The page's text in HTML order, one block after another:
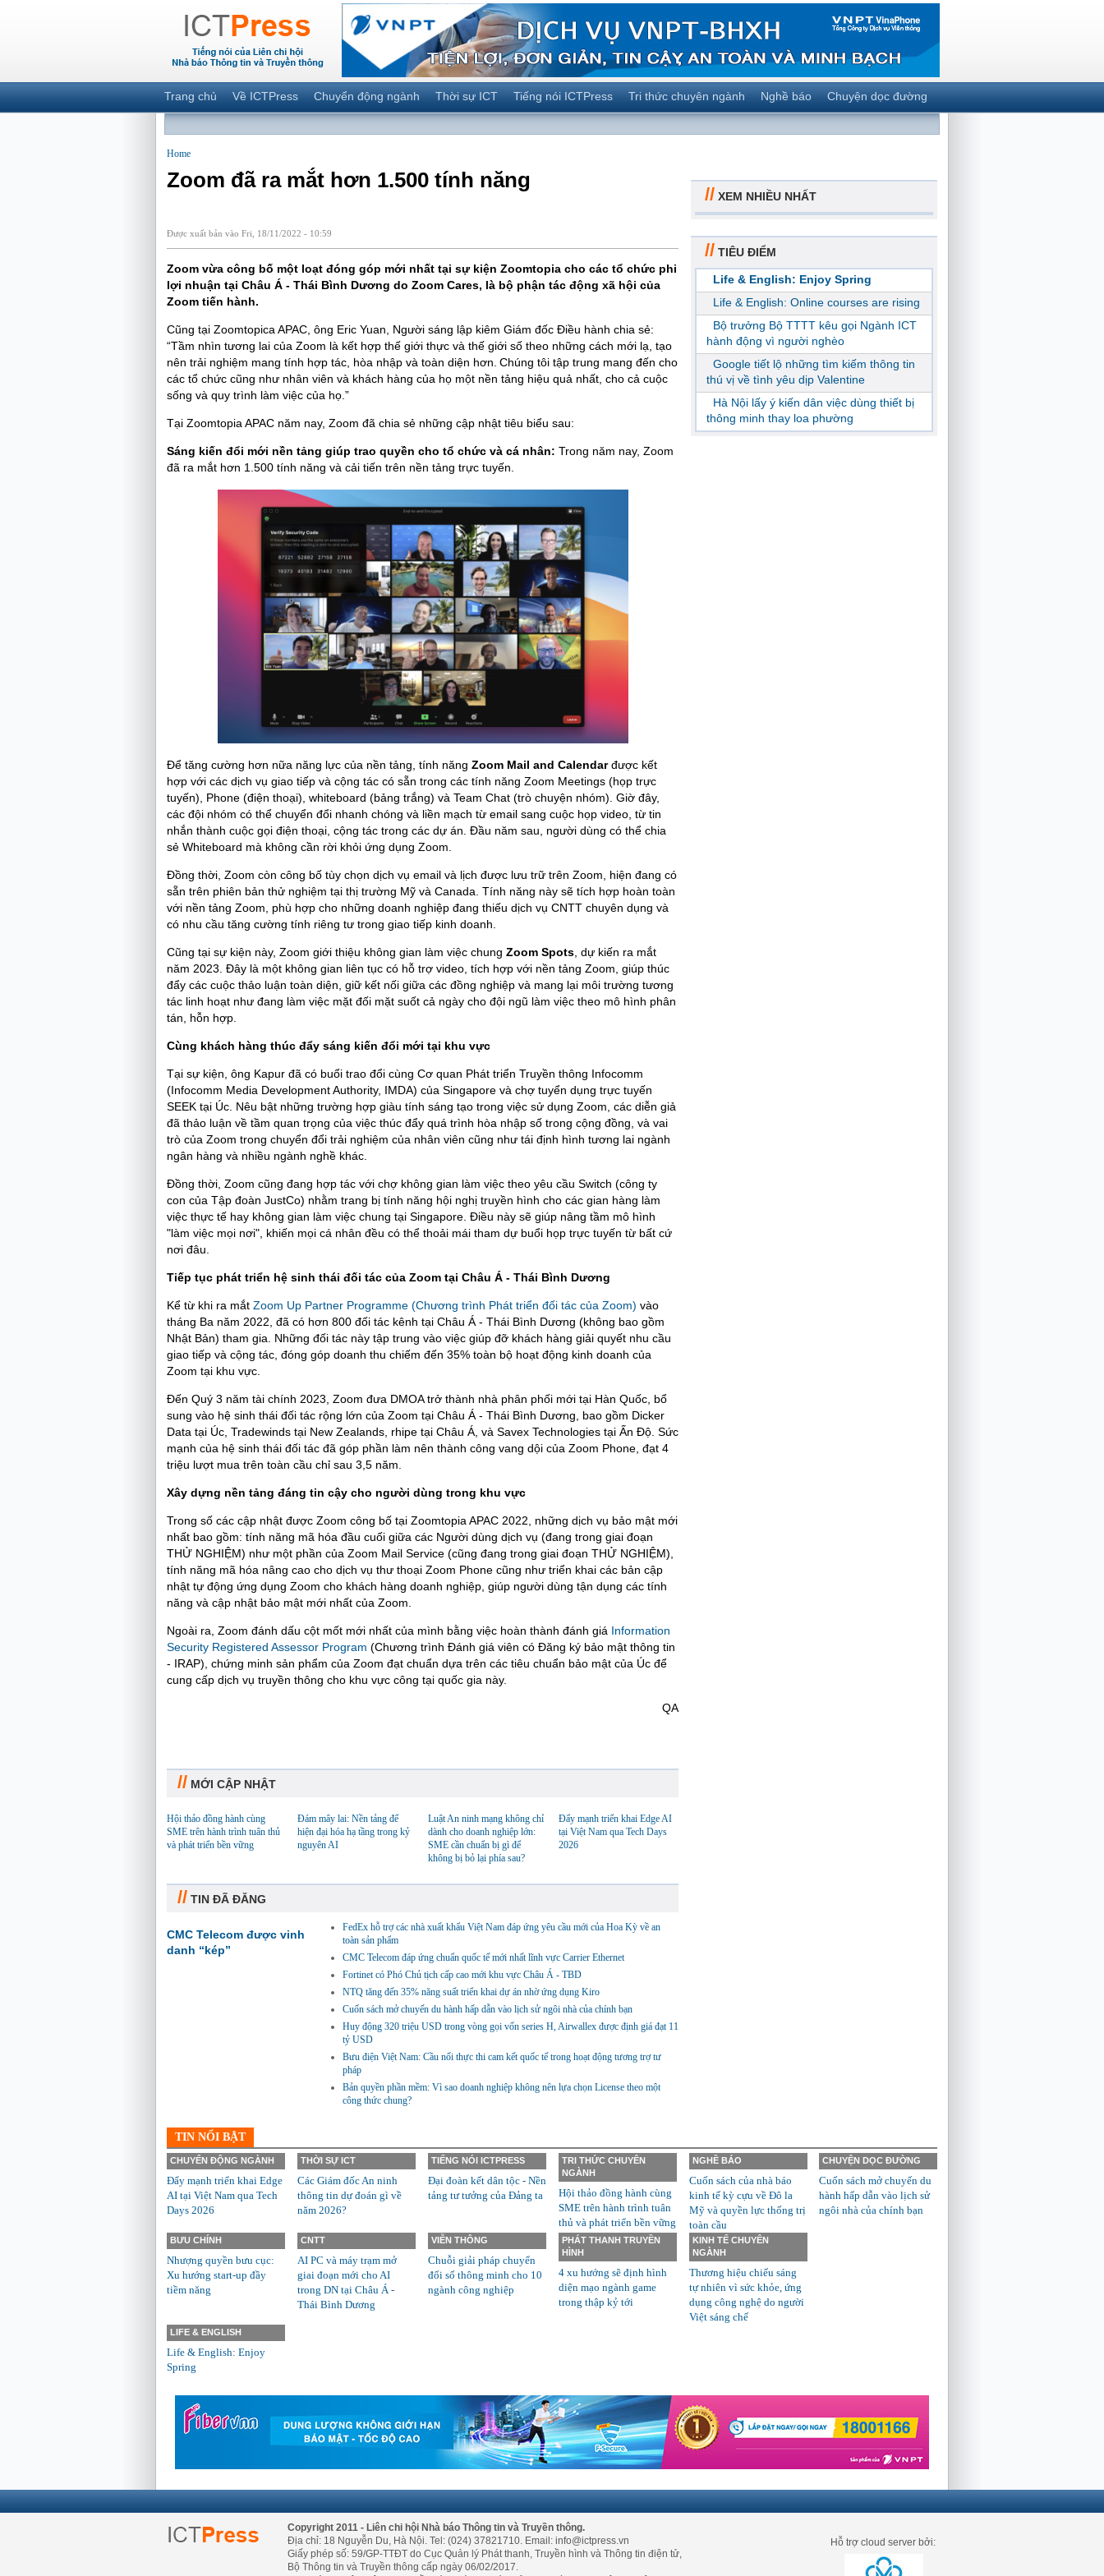
Trang chủ Về ICTPress Chuyển động ngành Thời sự ICT Tiếng nói ICTPress Tri thức chuyên ngành Nghề báo Chuyện dọc đường
Home
Zoom đã ra mắt hơn 1.500 tính năng
Được xuất bản vào Fri, 18/11/2022 - 10:59
Zoom vừa công bố một loạt đóng góp mới nhất tại sự kiện Zoomtopia cho các tổ chức phi
lợi nhuận tại Châu Á - Thái Bình Dương do Zoom Cares, là bộ phận tác động xã hội của
Zoom tiến hành.
Cũng tại Zoomtopica APAC, ông Eric Yuan, Người sáng lập kiêm Giám đốc Điều hành chia sẻ:
“Tầm nhìn tương lai của Zoom là kết hợp thế giới thực và thế giới số theo những cách mới lạ, tạo
nên trải nghiệm mang tính hợp tác, hòa nhập và toàn diện hơn. Chúng tôi tập trung mang đến cho
các tổ chức cũng như nhân viên và khách hàng của họ một nền tảng hiệu quả nhất, cho cả cuộc
sống và quy trình làm việc của họ.”
Tại Zoomtopia APAC năm nay, Zoom đã chia sẻ những cập nhật tiêu biểu sau:
Sáng kiến đổi mới nền tảng giúp trao quyền cho tổ chức và cá nhân: Trong năm nay, Zoom
đã ra mắt hơn 1.500 tính năng và cải tiến trên nền tảng trực tuyến.
Để tăng cường hơn nữa năng lực của nền tảng, tính năng Zoom Mail and Calendarđược kết
hợp với các dịch vụ giao tiếp và cộng tác có sẵn trong các tính năng Zoom Meetings (họp trực
tuyến), Phone (điện thoại), whiteboard (bảng trắng) và Team Chat (trò chuyện nhóm). Giờ đây,
các đội nhóm có thể chuyển đổi nhanh chóng và liền mạch từ email sang cuộc họp video, từ tin
nhắn thành cuộc gọi điện thoại, cộng tác trong các dự án. Đầu năm sau, người dùng có thể chia
sẻ Whiteboard mà không cần rời khỏi ứng dụng Zoom.
Đồng thời, Zoom còn công bố tùy chọn dịch vụ email và lịch được lưu trữ trên Zoom, hiện đang có
sẵn trên phiên bản thử nghiệm tại thị trường Mỹ và Canada. Tính năng này sẽ tích hợp hoàn toàn
với nền tảng Zoom, phù hợp cho những doanh nghiệp đang thiếu dịch vụ CNTT chuyên dụng và
có nhu cầu tăng cường tính riêng tư trong giao tiếp kinh doanh.
Cũng tại sự kiện này, Zoom giới thiệu không gian làm việc chung Zoom Spots , dự kiến ra mắt
năm 2023. Đây là một không gian liên tục có hỗ trợ video, tích hợp với nền tảng Zoom, giúp thúc
đẩy các cuộc thảo luận toàn diện, giữ kết nối giữa các đồng nghiệp và mang lại môi trường tương
tác linh hoạt như đang làm việc mặt đối mặt suốt cả ngày cho đội ngũ làm việc theo mô hình phân
tán, hỗn hợp.
Cùng khách hàng thúc đẩy sáng kiến đổi mới tại khu vực
Tại sự kiện, ông Kapur đã có buổi trao đổi cùng Cơ quan Phát triển Truyền thông Infocomm
(Infocomm Media Development Authority, IMDA) của Singapore và chợ tuyển dụng trực tuyến
SEEK tại Úc. Nêu bật những trường hợp giàu tính sáng tạo trong việc sử dụng Zoom, các diễn giả
đã thảo luận về tầm quan trọng của việc thúc đẩy quá trình hòa nhập số trong cộng đồng, và vai
trò của Zoom trong chuyển đổi trải nghiệm của nhân viên cũng như tái định hình tương lai ngành
ngân hàng và nhiều ngành nghề khác.
Đồng thời, Zoom cũng đang hợp tác với chợ không gian làm việc theo yêu cầu Switch (công ty
con của Tập đoàn JustCo) nhằm trang bị tính năng hội nghị truyền hình cho các gian hàng làm
việc thực tế hay không gian làm việc chung tại Singapore. Điều này sẽ giúp nâng tầm mô hình
"làm việc mọi nơi", khiến mọi cá nhân đều có thể thoải mái tham dự buổi họp trực tuyến từ bất cứ
nơi đâu.
Tiếp tục phát triển hệ sinh thái đối tác của Zoom tại Châu Á - Thái Bình Dương
Kể từ khi ra mắt Zoom Up Partner Programme (Chương trình Phát triển đối tác của Zoom) vào
tháng Ba năm 2022, đã có hơn 800 đối tác kênh tại Châu Á - Thái Bình Dương (không bao gồm
Nhật Bản) tham gia. Những đối tác này tập trung vào việc giúp đỡ khách hàng giải quyết nhu cầu
giao tiếp và cộng tác, đóng góp doanh thu chiếm đến 35% toàn bộ hoạt động kinh doanh của
Zoom tại khu vực.
Đến Quý 3 năm tài chính 2023, Zoom đưa DMOA trở thành nhà phân phối mới tại Hàn Quốc, bổ
sung vào hệ sinh thái đối tác rộng lớn của Zoom tại Châu Á - Thái Bình Dương, bao gồm Dicker
Data tại Úc, Tradewinds tại New Zealands, rhipe tại Châu Á, và Savex Technologies tại Ấn Độ. Sức
mạnh của hệ sinh thái đối tác đã góp phần làm nên thành công vang dội của Zoom Phone, đạt 4
triệu lượt mua trên toàn cầu chỉ sau 3,5 năm.
Xây dựng nền tảng đáng tin cậy cho người dùng trong khu vực
Trong số các cập nhật được Zoom công bố tại Zoomtopia APAC 2022, những dịch vụ bảo mật mới
nhất bao gồm: tính năng mã hóa đầu cuối giữa các Người dùng dịch vụ (đang trong giai đoạn
THỬ NGHIỆM) như một phần của Zoom Mail Service (cũng đang trong giai đoạn THỬ NGHIỆM),
tính năng mã hóa nâng cao cho dịch vụ thư thoại Zoom Phone cũng như triển khai các bản cập
nhật tự động ứng dụng Zoom cho khách hàng doanh nghiệp, giúp người dùng tận dụng các tính
năng và cập nhật bảo mật mới nhất của Zoom.
Ngoài ra, Zoom đánh dấu cột mốt mới nhất của mình bằng việc hoàn thành đánh giá Information
Security Registered Assessor Program (Chương trình Đánh giá viên có Đăng ký bảo mật thông tin
- IRAP), chứng minh sản phẩm của Zoom đạt chuẩn dựa trên các tiêu chuẩn bảo mật của Úc để
cung cấp dịch vụ truyền thông cho khu vực công tại quốc gia này.
QA
// MỚI CẬP NHẬT
Hội thảo đồng hành cùng
SME trên hành trình tuân thủ
và phát triển bền vững
Đám mây lai: Nền tảng để
hiện đại hóa hạ tầng trong kỷ
nguyên AI
Luật An ninh mạng không chỉ
dành cho doanh nghiệp lớn:
SME cần chuẩn bị gì để
không bị bỏ lại phía sau?
Đẩy mạnh triển khai Edge AI
tại Việt Nam qua Tech Days
2026
// TIN ĐÃ ĐĂNG
CMC Telecom được vinh
danh “kép”
FedEx hỗ trợ các nhà xuất khẩu Việt Nam đáp ứng yêu cầu mới của Hoa Kỳ về an
toàn sản phẩm
CMC Telecom đáp ứng chuẩn quốc tế mới nhất lĩnh vực Carrier Ethernet
Fortinet có Phó Chủ tịch cấp cao mới khu vực Châu Á - TBD
NTQ tăng đến 35% năng suất triển khai dự án nhờ ứng dụng Kiro
Cuốn sách mở chuyến du hành hấp dẫn vào lịch sử ngôi nhà của chính bạn
Huy động 320 triệu USD trong vòng gọi vốn series H, Airwallex được định giá đạt 11
tỷ USD
Bưu điện Việt Nam: Cầu nối thực thi cam kết quốc tế trong hoạt động tương trợ tư
pháp
Bản quyền phần mềm: Vì sao doanh nghiệp không nên lựa chọn License theo một
công thức chung?
// XEM NHIỀU NHẤT
// TIÊU ĐIỂM
Life & English: Enjoy Spring
Life & English: Online courses are rising
Bộ trưởng Bộ TTTT kêu gọi Ngành ICT
hành động vì người nghèo
Google tiết lộ những tìm kiếm thông tin
thú vị về tình yêu dịp Valentine
Hà Nội lấy ý kiến dân việc dùng thiết bị
thông minh thay loa phường
TIN NỔI BẬT
CHUYỂN ĐỘNG NGÀNH
Đẩy mạnh triển khai Edge
AI tại Việt Nam qua Tech
Days 2026
THỜI SỰ ICT
Các Giám đốc An ninh
thông tin dự đoán gì về
năm 2026?
TIẾNG NÓI ICTPRESS
Đại đoàn kết dân tộc - Nền
tảng tư tưởng của Đảng ta
TRI THỨC CHUYÊN
NGÀNH
Hội thảo đồng hành cùng
SME trên hành trình tuân
thủ và phát triển bền vững
NGHỀ BÁO
Cuốn sách của nhà báo
kinh tế kỳ cựu về Đô la
Mỹ và quyền lực thống trị
toàn cầu
CHUYỆN DỌC ĐƯỜNG
Cuốn sách mở chuyến du
hành hấp dẫn vào lịch sử
ngôi nhà của chính bạn
BƯU CHÍNH
Nhượng quyền bưu cục:
Xu hướng start-up đầy
tiềm năng
CNTT
AI PC và máy trạm mở
giai đoạn mới cho AI
trong DN tại Châu Á -
Thái Bình Dương
VIỄN THÔNG
Chuỗi giải pháp chuyển
đổi số thông minh cho 10
ngành công nghiệp
PHÁT THANH TRUYỀN
HÌNH
4 xu hướng sẽ định hình
diện mạo ngành game
trong thập kỷ tới
KINH TẾ CHUYÊN
NGÀNH
Thương hiệu chiếu sáng
tự nhiên vì sức khỏe, ứng
dụng công nghệ do người
Việt sáng chế
LIFE & ENGLISH
Life & English: Enjoy
Spring
Copyright 2011 - Liên chi hội Nhà báo Thông tin và Truyền thông.
Địa chỉ: 18 Nguyễn Du, Hà Nội. Tel: (024) 37821710. Email: info@ictpress.vn
Giấy phép số: 59/GP-TTĐT do Cục Quản lý Phát thanh, Truyền hình và Thông tin điện tử,
Bộ Thông tin và Truyền thông cấp ngày 06/02/2017.
Hỗ trợ cloud server bởi: